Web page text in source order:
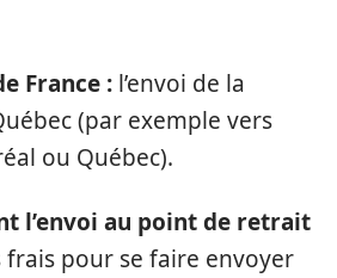
France : l’envoi de la
(par exemple vers
ou Québec).
l’envoi au point de retrait
pour se faire envoyer